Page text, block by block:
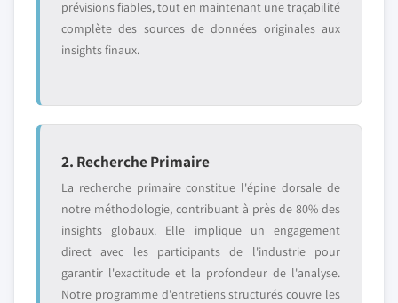
prévisions fiables, tout en maintenant une traçabilité
complète des sources de données originales aux
insights finaux.
2. Recherche Primaire
La recherche primaire constitue l'épine dorsale de
notre méthodologie, contribuant à près de 80% des
insights globaux. Elle implique un engagement
direct avec les participants de l'industrie pour
garantir l'exactitude et la profondeur de l'analyse.
Notre programme d'entretiens structurés couvre les